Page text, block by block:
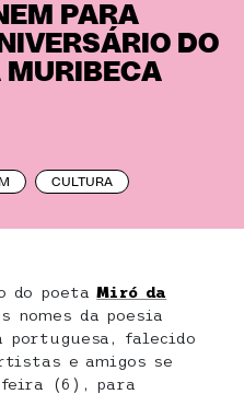
PARA
DO
MURIBECA
CULTURA
do poetaMiró da
nomes da poesia
portuguesa, falecido
e amigos se
feira (6), para